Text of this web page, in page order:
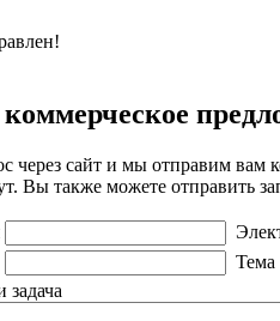
через сайт и мы отправим
Вы также можете отправить
Тема